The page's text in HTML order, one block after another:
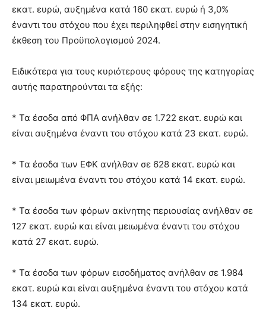
εκατ. ευρώ, αυξημένα κατά 160 εκατ. ευρώ ή 3,0%
έναντι του στόχου που έχει περιληφθεί στην εισηγητική
έκθεση του Προϋπολογισμού 2024.
Ειδικότερα για τους κυριότερους φόρους της κατηγορίας
αυτής παρατηρούνται τα εξής:
* Τα έσοδα από ΦΠΑ ανήλθαν σε 1.722 εκατ. ευρώ και
είναι αυξημένα έναντι του στόχου κατά 23 εκατ. ευρώ.
* Τα έσοδα των ΕΦΚ ανήλθαν σε 628 εκατ. ευρώ και
είναι μειωμένα έναντι του στόχου κατά 14 εκατ. ευρώ.
* Τα έσοδα των φόρων ακίνητης περιουσίας ανήλθαν σε
127 εκατ. ευρώ και είναι μειωμένα έναντι του στόχου
κατά 27 εκατ. ευρώ.
* Τα έσοδα των φόρων εισοδήματος ανήλθαν σε 1.984
εκατ. ευρώ και είναι αυξημένα έναντι του στόχου κατά
134 εκατ. ευρώ.